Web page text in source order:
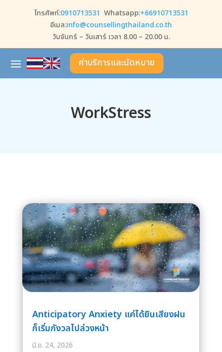
โทรศัพท์:0910713531 Whatsapp:+66910713531
อีเมล:info@counsellingthailand.co.th
วันจันทร์ – วันเสาร์ เวลา 8.00 – 20.00 น.
ค่าบริการและนัดหมาย
WorkStress
Anticipatory Anxiety แค่ได้ยินเสียงฝน
ก็เริ่มกังวลไปล่วงหน้า
มิ.ย. 24, 2026